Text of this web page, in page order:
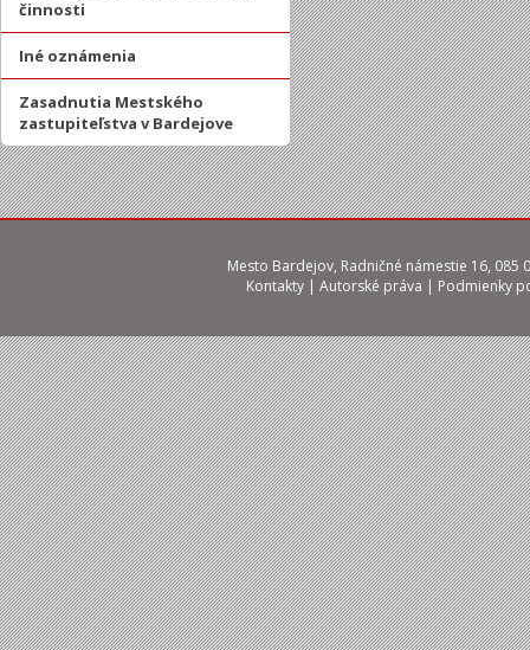
činnosti
Iné oznámenia
Zasadnutia Mestského
zastupiteľstva v Bardejove
Mesto Bardejov, Radničné námestie 16, 085
Kontakty | Autorské práva | Podmienky